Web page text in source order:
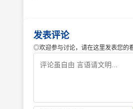
发表评论
◎欢迎参与讨论，请在这里发表您的